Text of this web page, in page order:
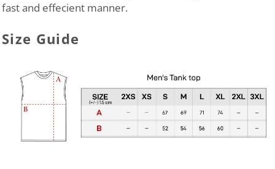
fast and effecient manner.
Size Guide